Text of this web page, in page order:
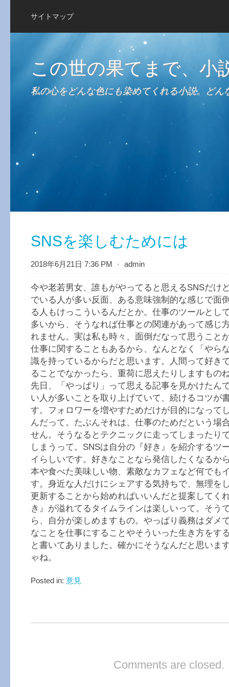
サイトマップ
この世の果てまで、小
私の心をどんな色にも染めてくれる小説。ど
SNSを楽しむためには
2018年6月21日 7:36 PM ⋅ admin
今や老若男女、誰もがやってると思えるSNSだけ
でいる人が多い反面、ある意味強制的な感じで面
る人もけっこういるんだとか。仕事のツールとし
多いから、そうなれば仕事との関連があって感じ
れません。実は私も時々、面倒だなって思うこと
仕事に関することもあるから、なんとなく「やら
識を持っているからだと思います。人間って好き
ることでなかったら、重荷に思えたりしますもの
先日、「やっぱり」って思える記事を見かけたん
い人が多いことを取り上げていて、続けるコツが
す。フォロワーを増やすためだけが目的になって
んだって。たぶんそれは、仕事のためだという場
せん。そうなるとテクニックに走ってしまったり
しまうって。SNSは自分の『好き』を紹介するツ
イらしいです。好きなことなら発信したくなるか
本や食べた美味しい物、素敵なカフェなど何でも
す。身近な人だけにシェアする気持ちで、無理を
更新することから始めればいいんだと提案してく
き』が溢れてるタイムラインは楽しいって。そう
ら、自分が楽しめますもの。やっぱり義務はダメ
なことを仕事にすることやそういった生き方をす
と書いてありました。確かにそうなんだと思いま
ゃね。
Posted in: 意見
Comments are closed.